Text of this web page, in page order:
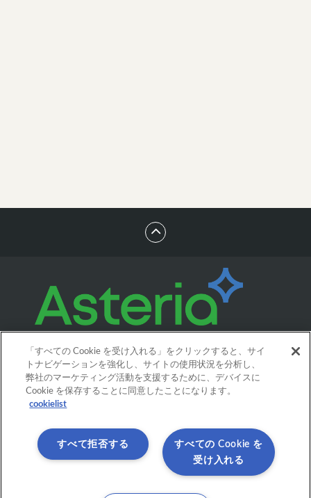
「すべての Cookie を受け入れる」をクリックすると、サイ
トナビゲーションを強化し、サイトの使用状況を分析し、
弊社のマーケティング活動を支援するために、デバイスに
Cookie を保存することに同意したことになります。
cookielist
すべての Cookie を
受け入れる
すべて拒否する